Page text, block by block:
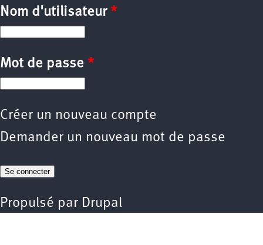
Nom d'utilisateur *
Mot de passe *
Créer un nouveau compte
Demander un nouveau mot de passe
Propulsé par Drupal